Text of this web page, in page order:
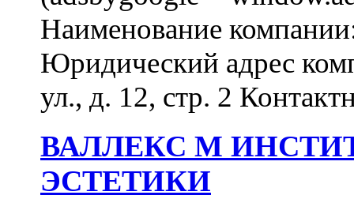
Наименование
Юридический адрес
ул., д. 12, стр. 2
ВАЛЛЕКС М
ЭСТЕТИКИ